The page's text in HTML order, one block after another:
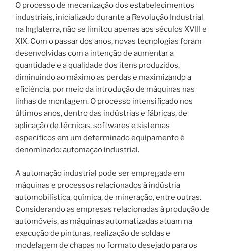
O processo de mecanização dos estabelecimentos
industriais, inicializado durante a Revolução Industrial
na Inglaterra, não se limitou apenas aos séculos XVIII e
XIX. Com o passar dos anos, novas tecnologias foram
desenvolvidas com a intenção de aumentar a
quantidade e a qualidade dos itens produzidos,
diminuindo ao máximo as perdas e maximizando a
eficiência, por meio da introdução de máquinas nas
linhas de montagem. O processo intensificado nos
últimos anos, dentro das indústrias e fábricas, de
aplicação de técnicas, softwares e sistemas
específicos em um determinado equipamento é
denominado: automação industrial.
A automação industrial pode ser empregada em
máquinas e processos relacionados à indústria
automobilística, química, de mineração, entre outras.
Considerando as empresas relacionadas à produção de
automóveis, as máquinas automatizadas atuam na
execução de pinturas, realização de soldas e
modelagem de chapas no formato desejado para os